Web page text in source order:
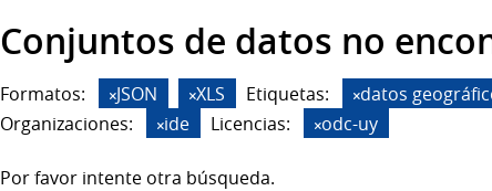
Conjuntos de datos no
Formatos: JSON XLS Etiquetas: datos
Organizaciones:
ide Licencias: odc-uy
Por favor intente otra búsqueda.